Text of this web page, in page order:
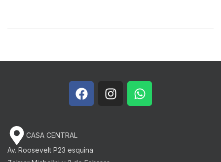
CASA CENTRAL
Av. Roosevelt P23 esquina